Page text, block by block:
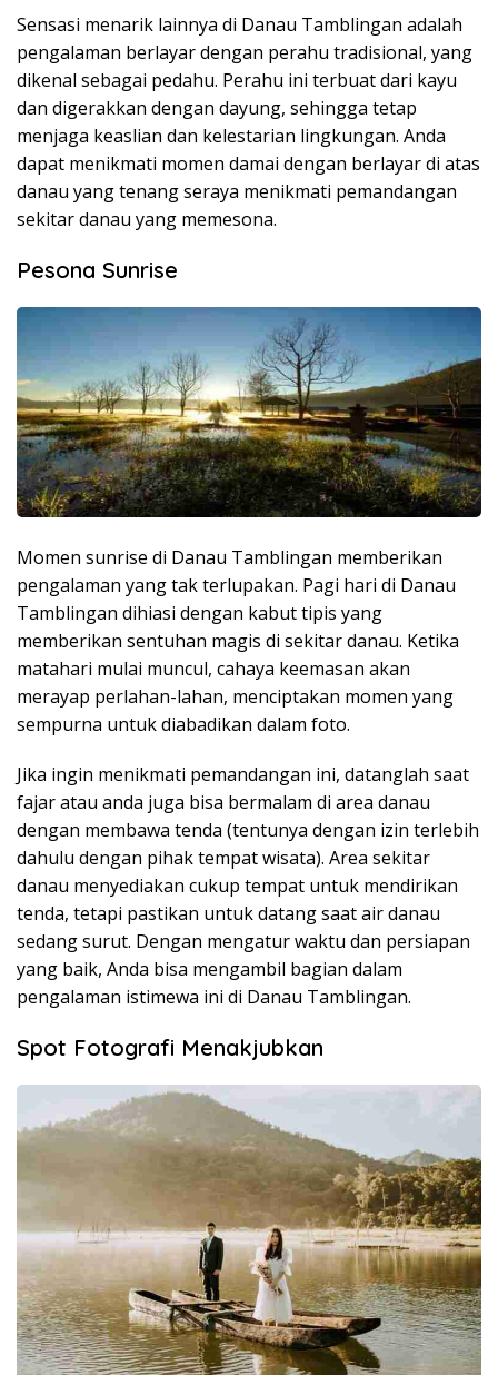
Sensasi menarik lainnya di Danau Tamblingan adalah
pengalaman berlayar dengan perahu tradisional, yang
dikenal sebagai pedahu. Perahu ini terbuat dari kayu
dan digerakkan dengan dayung, sehingga tetap
menjaga keaslian dan kelestarian lingkungan. Anda
dapat menikmati momen damai dengan berlayar di atas
danau yang tenang seraya menikmati pemandangan
sekitar danau yang memesona.
Pesona Sunrise
Momen sunrise di Danau Tamblingan memberikan
pengalaman yang tak terlupakan. Pagi hari di Danau
Tamblingan dihiasi dengan kabut tipis yang
memberikan sentuhan magis di sekitar danau. Ketika
matahari mulai muncul, cahaya keemasan akan
merayap perlahan-lahan, menciptakan momen yang
sempurna untuk diabadikan dalam foto.
Jika ingin menikmati pemandangan ini, datanglah saat
fajar atau anda juga bisa bermalam di area danau
dengan membawa tenda (tentunya dengan izin terlebih
dahulu dengan pihak tempat wisata). Area sekitar
danau menyediakan cukup tempat untuk mendirikan
tenda, tetapi pastikan untuk datang saat air danau
sedang surut. Dengan mengatur waktu dan persiapan
yang baik, Anda bisa mengambil bagian dalam
pengalaman istimewa ini di Danau Tamblingan.
Spot Fotografi Menakjubkan